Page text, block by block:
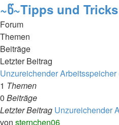
~წ~Tipps und
Forum
Themen
Beiträge
Letzter Beitrag
Unzureichender Arbeitsspeicher
1 Themen
0 Beiträge
Letzter Beitrag Unzureichender
von sternchen06Neuester